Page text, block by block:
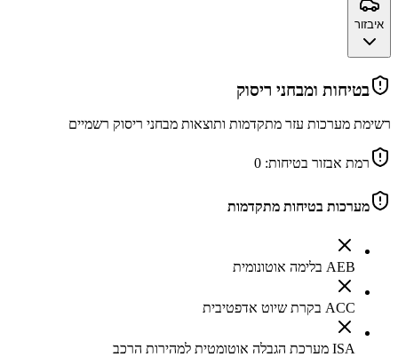
איבזור
בטיחות ומבחני ריסוק
רשימת מערכות עזר מתקדמות ותוצאות מבחני ריסוק רשמיים
רמת אבזור בטיחות: 0
מערכות בטיחות מתקדמות
AEB בלימה אוטונומית
ACC בקרת שיוט אדפטיבית
ISA מערכת הגבלה אוטומטית למהירות הרכב